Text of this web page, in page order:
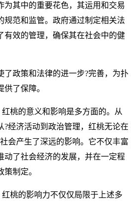
为其中的重要花色，其运用和交易
规范和监管。政府通过制定相关法
有效的管理，确保其在社会中的健
了政策和法律的进一步?完善，为扑
了保障。
桃的意义和影响是多方面的。从
?经济活动到政治管理，红桃无论在
会产生了深远的影响。它不仅丰富
动了社会经济的发展，并在一定程
制定。
桃的影响力不仅仅局限于上述多